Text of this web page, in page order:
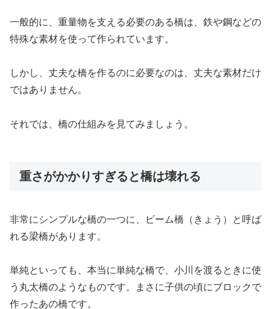
一般的に、重量物を支える必要のある橋は、鉄や鋼などの
特殊な素材を使って作られています。
しかし、丈夫な橋を作るのに必要なのは、丈夫な素材だけ
ではありません。
それでは、橋の仕組みを見てみましょう。
重さがかかりすぎると橋は壊れる
非常にシンプルな橋の一つに、ビーム橋（きょう）と呼ば
れる梁橋があります。
単純といっても、本当に単純な橋で、小川を渡るときに使
う丸太橋のようなものです。まさに子供の頃にブロックで
作ったあの橋です。